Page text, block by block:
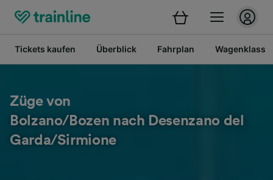
Tickets kaufen Überblick Fahrplan
Züge von
Bolzano/Bozen nach Desenzano del
Garda/Sirmione